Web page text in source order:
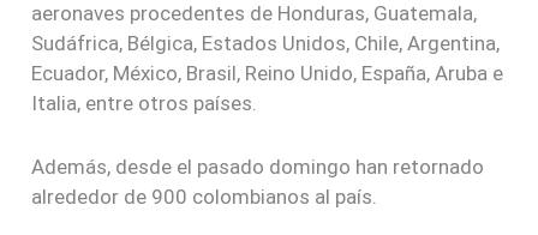
aeronaves procedentes de Honduras, Guatemala,
Sudáfrica, Bélgica, Estados Unidos, Chile, Argentina,
Ecuador, México, Brasil, Reino Unido, España, Aruba e
Italia, entre otros países.
Además, desde el pasado domingo han retornado
alrededor de 900 colombianos al país.